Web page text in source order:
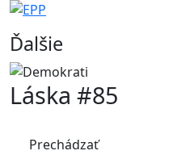
Ďalšie
Prechádzať
Láska #85